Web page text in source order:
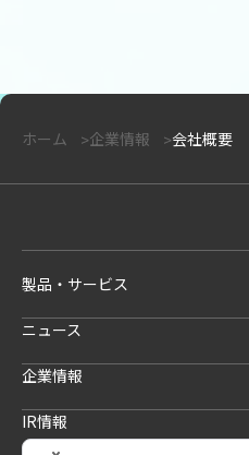
ホーム 企業情報 会社概要
製品・サービス
ニュース
企業情報
IR情報